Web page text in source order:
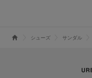
シューズ サンダル